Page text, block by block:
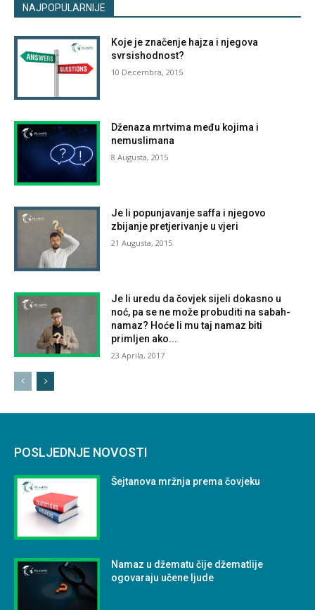
NAJPOPULARNIJE
Koje je značenje hajza i njegova
svrsishodnost?
10 Decembra, 2015
Dženaza mrtvima među kojima i
nemuslimana
8 Augusta, 2015
Je li popunjavanje saffa i njegovo
zbijanje pretjerivanje u vjeri
21 Augusta, 2015
Je li uredu da čovjek sijeli dokasno u
noć, pa se ne može probuditi na sabah-
namaz? Hoće li mu taj namaz biti
primljen ako...
23 Aprila, 2017
POSLJEDNJE NOVOSTI
Šejtanova mržnja prema čovjeku
Namaz u džematu čije džematlije
ogovaraju učene ljude